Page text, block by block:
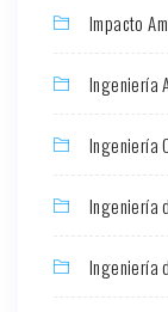
Impacto
Ingeniería
Ingeniería
Ingeniería
Ingeniería